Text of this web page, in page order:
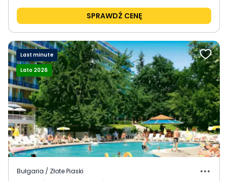
SPRAWDŹ CENĘ
Last minute
Lato 2026
Bułgaria / Złote Piaski